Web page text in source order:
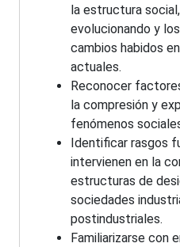
la estructura
evolucionando y
cambios habidos
actuales.
Reconocer
la compresión y
fenómenos
Identificar rasgos
intervienen en la
estructuras de
sociedades
postindustriales.
Familiarizarse con